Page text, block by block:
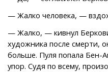
— Жалко человека, —
— Жалко, — кивнул
художника после смерти,
больше. Пуля попала Бен-
упор. Судя по всему,